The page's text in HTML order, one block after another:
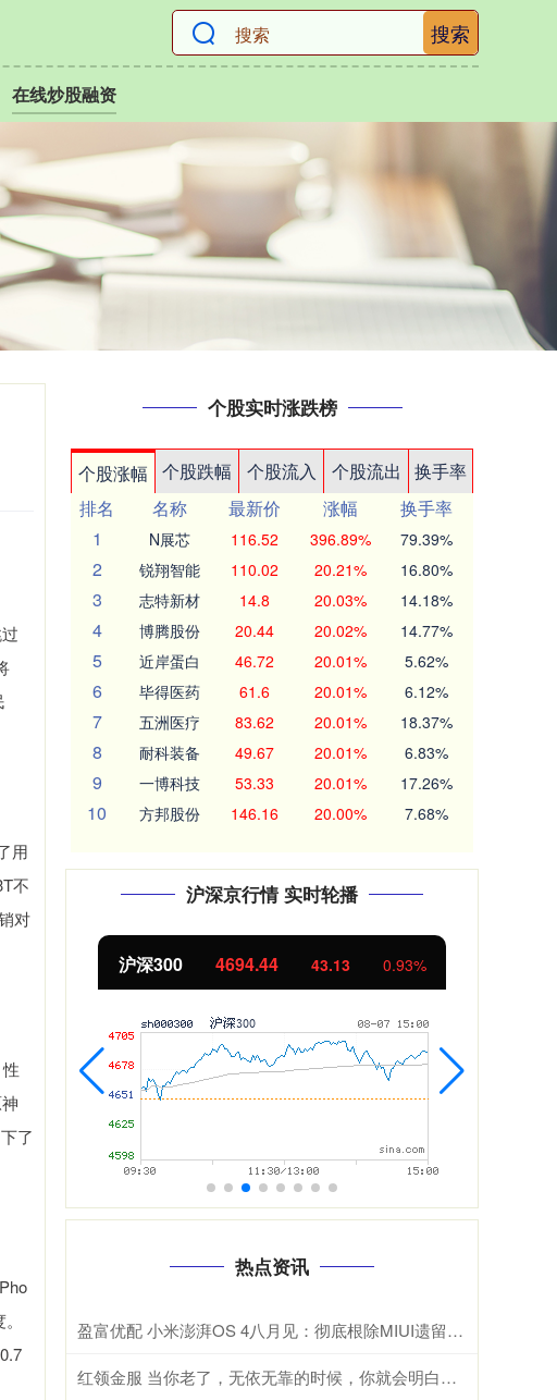
搜索
在线炒股融资
用
不
对
了
个股实时涨跌榜
个股涨幅 个股跌幅 个股流入 个股流出
换手率
排名
名称 最新价 涨幅
换手率
1
N展芯 116.52 396.89% 79.39%
2 锐翔智能 110.02 20.21% 16.80%
3 志特新材 14.8 20.03% 14.18%
4 博腾股份 20.44 20.02% 14.77%
5 近岸蛋白 46.72 20.01% 5.62%
6 毕得医药 61.6 20.01% 6.12%
7 五洲医疗 83.62 20.01% 18.37%
8 耐科装备 49.67 20.01% 6.83%
9 一博科技 53.33 20.01% 17.26%
10 方邦股份 146.16 20.00% 7.68%
沪深京行情 实时轮播
沪深300 4694.44 43.13 0.93%
热点资讯
盈富优配 小米澎湃OS 4八月见：彻底根除MIUI遗留代码 底层焕然一新
红领金服 当你老了，无依无靠的时候，你就会明白，这辈子最亲的，除了父母儿女，伴侣和知己，还有自己身上的这4种能力